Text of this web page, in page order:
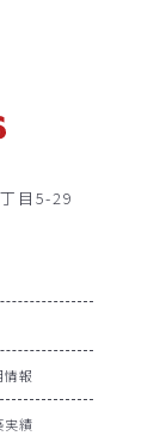
目5-29
情報
実績